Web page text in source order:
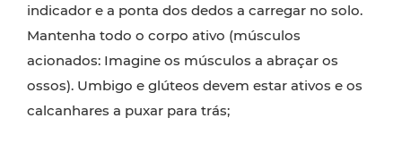
indicador e a ponta dos dedos a carregar no solo.
Mantenha todo o corpo ativo (músculos
acionados: Imagine os músculos a abraçar os
ossos). Umbigo e glúteos devem estar ativos e os
calcanhares a puxar para trás;